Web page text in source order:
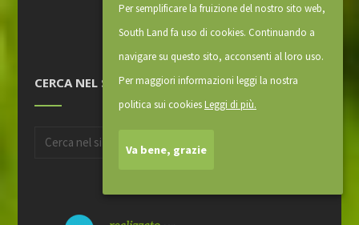
CERCA NEL SITO
Per semplificare la fruizione del nostro sito web,
South Land fa uso di cookies. Continuando a
navigare su questo sito, acconsenti al loro uso.
Per maggiori informazioni leggi la nostra
politica sui cookiesLeggi di più.
Va bene, grazie